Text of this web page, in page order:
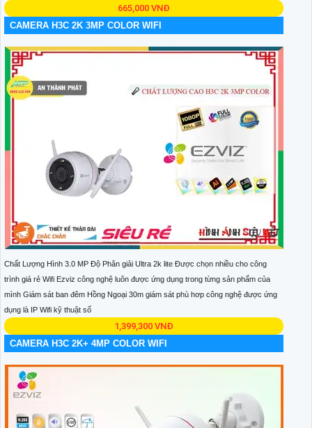
665,000 VNĐ
CAMERA H3C 2K 3MP COLOR WIFI
Chất Lượng Hình 3.0 MP Độ Phân giải Ultra 2k lite Được chọn nhiều cho công
trình giá rẻ Wifi Ezviz công nghệ luôn được ứng dụng trong từng sản phẩm của
mình Giám sát ban đêm Hồng Ngoại 30m giám sát phù hơp công nghệ được ứng
dụng là IP Wifi kỹ thuật số
1,399,300 VNĐ
CAMERA H3C 2K+ 4MP COLOR WIFI